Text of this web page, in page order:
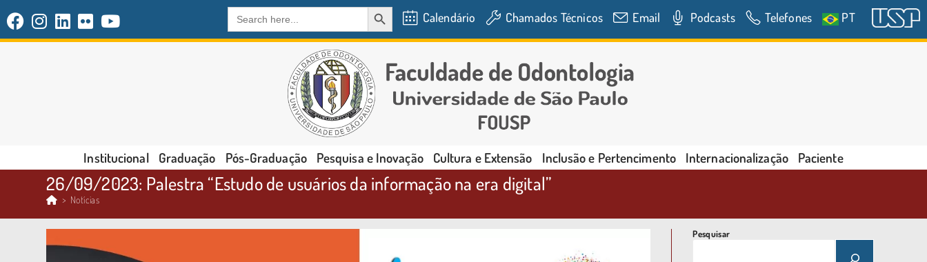
Search
for:
SEARCH BUTTON
Calendário Chamados Técnicos Email Podcasts Telefones PT
Institucional Graduação Pós-Graduação Pesquisa e Inovação Cultura e Extensão Inclusão e Pertencimento Internacionalização Paciente
26/09/2023: Palestra “Estudo de usuários da informação na era digital”
> Notícias
Pesquisar